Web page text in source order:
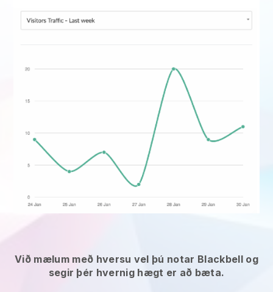
Við mælum með hversu vel þú notar Blackbell og
segir þér hvernig hægt er að bæta.